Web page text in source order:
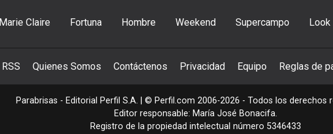
Marie Claire Fortuna Hombre Weekend Supercampo Look
Quienes Somos Contáctenos Privacidad Equipo Reglas de
Parabrisas - Editorial Perfil S.A. | © Perfil.com 2006-2026 - Todos los derechos
Editor responsable: María José Bonacifa.
Registro de la propiedad intelectual número 5346433